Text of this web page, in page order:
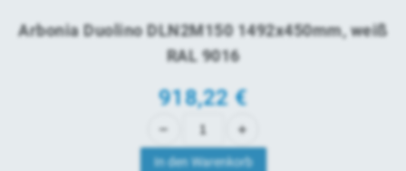
Arbonia Duolino DLN2M150 1492x450mm, weiß
RAL 9016
918,22€
In den Warenkorb